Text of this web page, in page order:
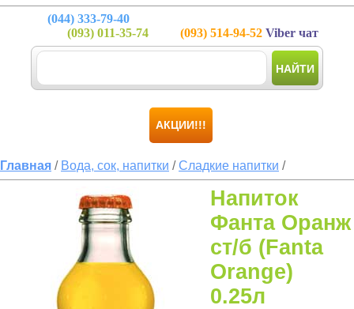
(044) 333-79-40
(093) 011-35-74 (093) 514-94-52 Viber чат
НАЙТИ
АКЦИИ!!!
Главная / Вода, сок, напитки /Сладкие напитки /
Напиток
Фанта Оранж
ст/б (Fanta
Orange)
0.25л